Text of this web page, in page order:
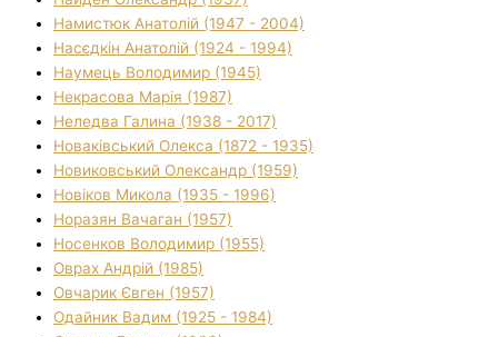
Намистюк Анатолій (1947 - 2004)
Насєдкін Анатолій (1924 - 1994)
Наумець Володимир (1945)
Некрасова Марія (1987)
Неледва Галина (1938 - 2017)
Новаківський Олекса (1872 - 1935)
Новиковський Олександр (1959)
Новіков Микола (1935 - 1996)
Норазян Вачаган (1957)
Носенков Володимир (1955)
Оврах Андрій (1985)
Овчарик Євген (1957)
Одайник Вадим (1925 - 1984)